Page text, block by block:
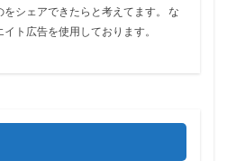
シェアできたらと考えてます。 な
ト広告を使用しております。